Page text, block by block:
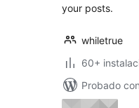
your posts.
whiletrue
60+
Probado